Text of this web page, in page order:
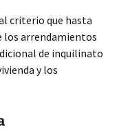
criterio que hasta
los arrendamientos
de inquilinato
y los